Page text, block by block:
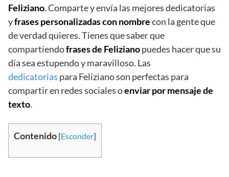
Feliziano. Comparte y envía las mejores dedicatorias
yfrases personalizadas con nombrecon la gente que
de verdad quieres. Tienes que saber que
compartiendofrases de Felizianopuedes hacer que su
día sea estupendo y maravilloso. Las
dedicatorias para Feliziano son perfectas para
compartir en redes sociales oenviar por mensaje de
texto.
Contenido [Esconder]